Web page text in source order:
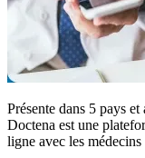
Présente dans 5 pays
Doctena est une
ligne avec les